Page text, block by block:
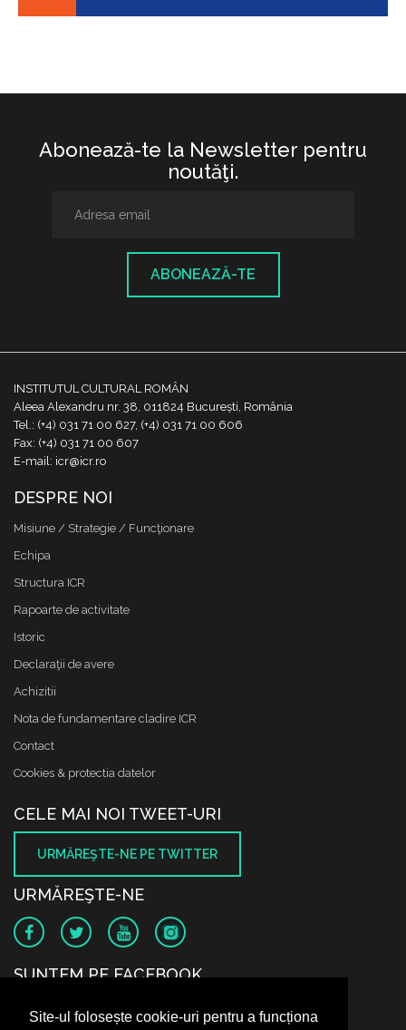
Site-ul folosește cookie-uri pentru a funcționa
Abonează-te la Newsletter pentru
noutăţi.
ABONEAZĂ-TE
INSTITUTUL CULTURAL ROMÂN
Aleea Alexandru nr. 38, 011824 București, România
Tel.: (+4) 031 71 00 627, (+4) 031 71 00 606
Fax: (+4) 031 71 00 607
E-mail: icr@icr.ro
DESPRE NOI
Misiune / Strategie / Funcţionare
Echipa
Structura ICR
Rapoarte de activitate
Istoric
Declaraţii de avere
Achizitii
Nota de fundamentare cladire ICR
Contact
Cookies & protectia datelor
CELE MAI NOI TWEET-URI
URMĂREŞTE-NE PE TWITTER
URMĂREŞTE-NE
SUNTEM PE FACEBOOK